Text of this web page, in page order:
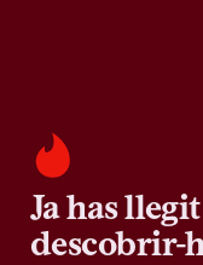
Ja has
descobrir-